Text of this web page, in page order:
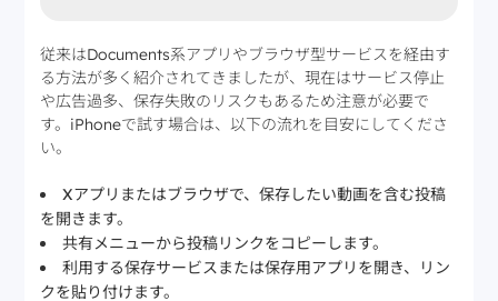
従来はDocuments系アプリやブラウザ型サービスを経由す
る方法が多く紹介されてきましたが、現在はサービス停止
や広告過多、保存失敗のリスクもあるため注意が必要で
す。iPhoneで試す場合は、以下の流れを目安にしてくださ
い。
Xアプリまたはブラウザで、保存したい動画を含む投稿
を開きます。
共有メニューから投稿リンクをコピーします。
利用する保存サービスまたは保存用アプリを開き、リン
クを貼り付けます。